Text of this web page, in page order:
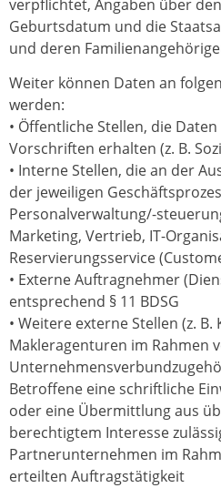
verpflichtet, Angaben über
Geburtsdatum und die
und deren
Weiter können Daten an
werden:
• Öffentliche Stellen, die
Vorschriften erhalten (z. B.
• Interne Stellen, die an der
der jeweiligen
Personalverwaltung/-
Marketing, Vertrieb, IT-
Reservierungsservice
• Externe Auftragnehmer
entsprechend § 11 BDSG
• Weitere externe Stellen (z.
Makleragenturen im Rahmen
Betroffene eine schriftliche
oder eine Übermittlung aus
berechtigtem Interesse
Partnerunternehmen im
erteilten Auftragstätigkeit